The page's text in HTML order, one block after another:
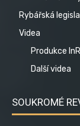
Rybářská
Videa
Produkce
Další videa
SOUKROMÉ